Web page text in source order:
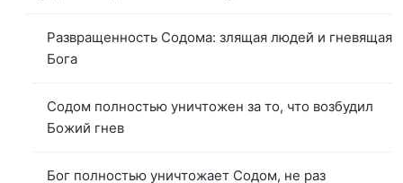
Развращенность Содома: злящая людей и гневящая
Бога
Содом полностью уничтожен за то, что возбудил
Божий гнев
Бог полностью уничтожает Содом, не раз